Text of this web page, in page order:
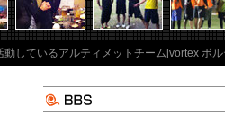
しているアルティメットチーム[vortex ボ